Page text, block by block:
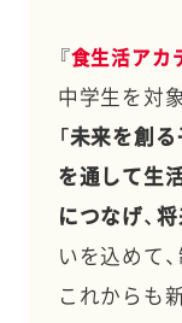
『食生活アカ
中学生を対
「未来を創
を通して生
につなげ、
いを込めて
これからも